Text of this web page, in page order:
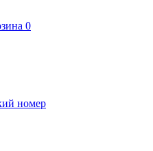
0
номер